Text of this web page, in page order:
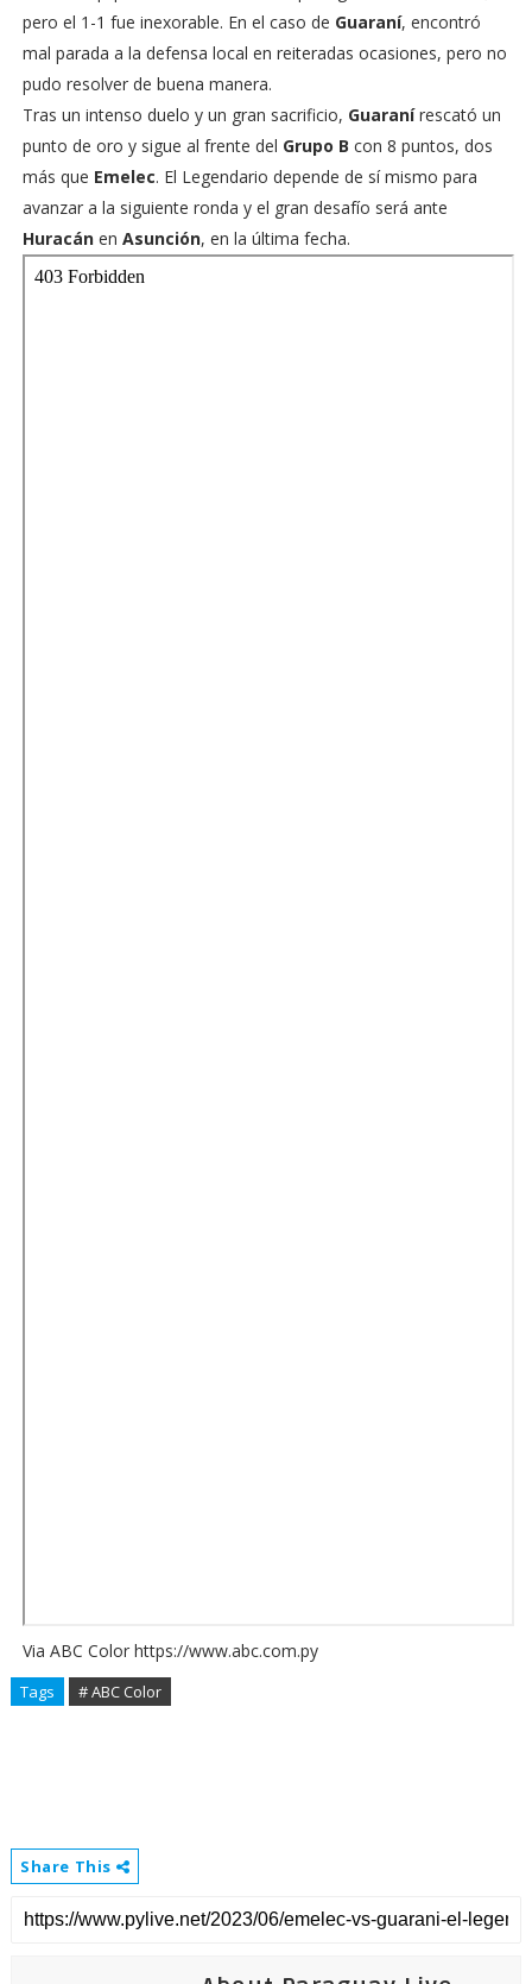
pero el 1-1 fue inexorable. En el caso de Guaraní, encontró
mal parada a la defensa local en reiteradas ocasiones, pero no
pudo resolver de buena manera.
Tras un intenso duelo y un gran sacrificio, Guaranírescató un
punto de oro y sigue al frente del Grupo B con 8 puntos, dos
más que Emelec. El Legendario depende de sí mismo para
avanzar a la siguiente ronda y el gran desafío será ante
Huracánen Asunción, en la última fecha.
Via ABC Color https://www.abc.com.py
Tags # ABC Color
Share This